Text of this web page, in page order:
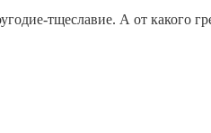
тщеславие. А от какого